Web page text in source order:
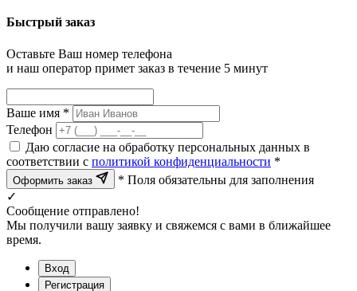
Быстрый заказ
Оставьте Ваш номер телефона
и наш оператор примет заказ в течение 5 минут
Ваше имя *
Телефон
Даю согласие на обработку персональных данных в
соответствии с политикой конфиденциальности *
Оформить заказ
* Поля обязательны для заполнения
✓
Сообщение отправлено!
Мы получили вашу заявку и свяжемся с вами в ближайшее
время.
Вход
Регистрация